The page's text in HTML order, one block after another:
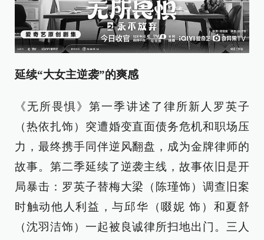
延续“大女主逆袭”的爽感
《无所畏惧》第一季讲述了律所新人罗英子
（热依扎饰）突遭婚变直面债务危机和职场压
力，最终携手同伴逆风翻盘，成为金牌律师的
故事。第二季延续了逆袭主线，故事依旧是开
局暴击：罗英子替梅大梁（陈瑾饰）调查旧案
时触动他人利益，与邱华（啜妮 饰）和夏舒
（沈羽洁饰）一起被良诚律所扫地出门。三人